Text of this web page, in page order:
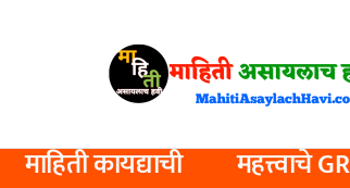
माहिती कायद्याची महत्त्वाचे GR